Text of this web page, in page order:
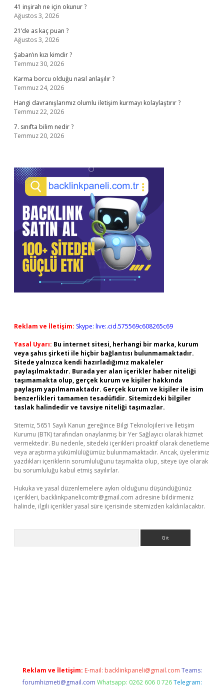
41 inşirah ne için okunur ?
Ağustos 3, 2026
21’de as kaç puan ?
Ağustos 3, 2026
Şaban’ın kızı kimdir ?
Temmuz 30, 2026
Karma borcu olduğu nasıl anlaşılır ?
Temmuz 24, 2026
Hangi davranışlarımız olumlu iletişim kurmayı kolaylaştırır ?
Temmuz 22, 2026
7. sınıfta bilim nedir ?
Temmuz 20, 2026
Reklam ve İletişim: Skype: live:.cid.575569c608265c69
Yasal Uyarı: Bu internet sitesi, herhangi bir marka, kurum
veya şahıs şirketi ile hiçbir bağlantısı bulunmamaktadır.
Sitede yalnızca kendi hazırladığımız makaleler
paylaşılmaktadır. Burada yer alan içerikler haber niteliği
taşımamakta olup, gerçek kurum ve kişiler hakkında
paylaşım yapılmamaktadır. Gerçek kurum ve kişiler ile isim
benzerlikleri tamamen tesadüfidir. Sitemizdeki bilgiler
taslak halindedir ve tavsiye niteliği taşımazlar.
Sitemiz, 5651 Sayılı Kanun gereğince Bilgi Teknolojileri ve İletişim
Kurumu (BTK) tarafından onaylanmış bir Yer Sağlayıcı olarak hizmet
vermektedir. Bu nedenle, sitedeki içerikleri proaktif olarak denetleme
veya araştırma yükümlülüğümüz bulunmamaktadır. Ancak, üyelerimiz
yazdıkları içeriklerin sorumluluğunu taşımakta olup, siteye üye olarak
bu sorumluluğu kabul etmiş sayılırlar.
Hukuka ve yasal düzenlemelere aykırı olduğunu düşündüğünüz
içerikleri, backlinkpanelicomtr@gmail.com adresine bildirmeniz
halinde, ilgili içerikler yasal süre içerisinde sitemizden kaldırılacaktır.
Reklam ve İletişim: E-mail: backlinkpaneli@gmail.com Teams:
forumhizmeti@gmail.com Whatsapp: 0262 606 0 726 Telegram: